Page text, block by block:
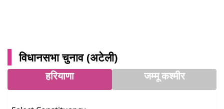
विधानसभा चुनाव (अटेली)
हरियाणा जम्मू कश्मीर